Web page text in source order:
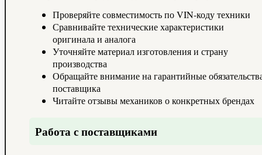
Проверяйте совместимость по VIN-коду техники
Сравнивайте технические характеристики
оригинала и аналога
Уточняйте материал изготовления и страну
производства
Обращайте внимание на гарантийные
поставщика
Читайте отзывы механиков о конкретных брендах
Работа с поставщиками